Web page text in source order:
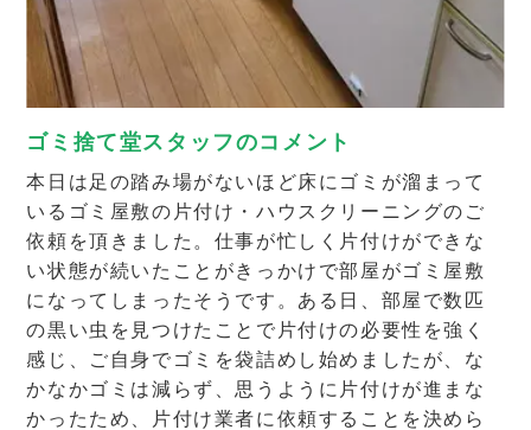
ゴミ捨て堂スタッフのコメント
本日は足の踏み場がないほど床にゴミが溜まって
いるゴミ屋敷の片付け・ハウスクリーニングのご
依頼を頂きました。仕事が忙しく片付けができな
い状態が続いたことがきっかけで部屋がゴミ屋敷
になってしまったそうです。ある日、部屋で数匹
の黒い虫を見つけたことで片付けの必要性を強く
感じ、ご自身でゴミを袋詰めし始めましたが、な
かなかゴミは減らず、思うように片付けが進まな
かったため、片付け業者に依頼することを決めら